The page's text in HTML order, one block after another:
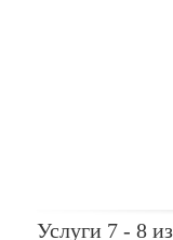
Услуги 7 - 8